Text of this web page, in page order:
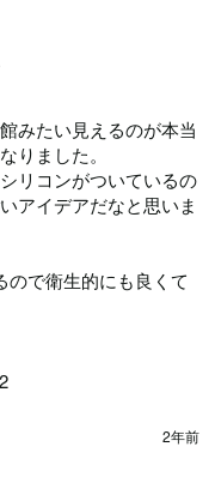
みたい見えるのが本当
りました。
リコンがついているの
アイデアだなと思いま
ので衛生的にも良くて
2年前